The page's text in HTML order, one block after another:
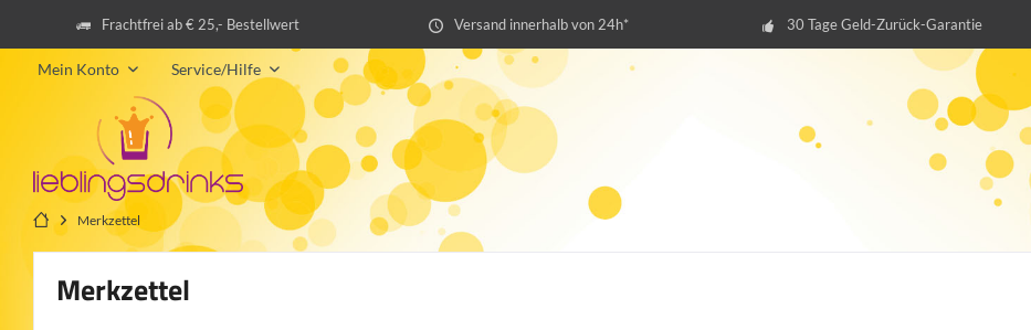
Frachtfrei ab € 25,- Bestellwert Versand innerhalb von 24h* 30 Tage Geld-Zurück-Garantie
Mein Konto Service/Hilfe
Merkzettel
Merkzettel